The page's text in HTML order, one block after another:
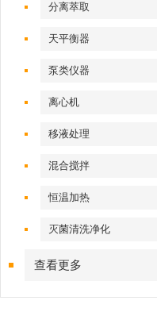
分离萃取
天平衡器
泵类仪器
离心机
移液处理
混合搅拌
恒温加热
灭菌清洗净化
查看更多